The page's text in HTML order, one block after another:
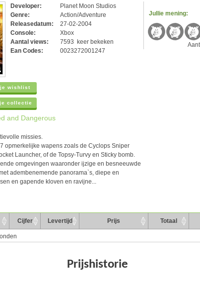
Developer:
Planet Moon Studios
Genre:
Action/Adventure
Releasedatum:
27-02-2004
Console:
Xbox
Aantal views:
7593 keer bekeken
Ean Codes:
0023272001247
je wishlist
collectie
and Dangerous
missies.
opmerkelijke wapens zoals de Cyclops Sniper
Launcher, of de Topsy-Turvy en Sticky bomb.
omgevingen waaronder ijzige en besneeuwde
adembenemende panorama`s, diepe en
en gapende kloven en ravijne...
Jullie mening:
Cijfer Levertijd Prijs Totaal